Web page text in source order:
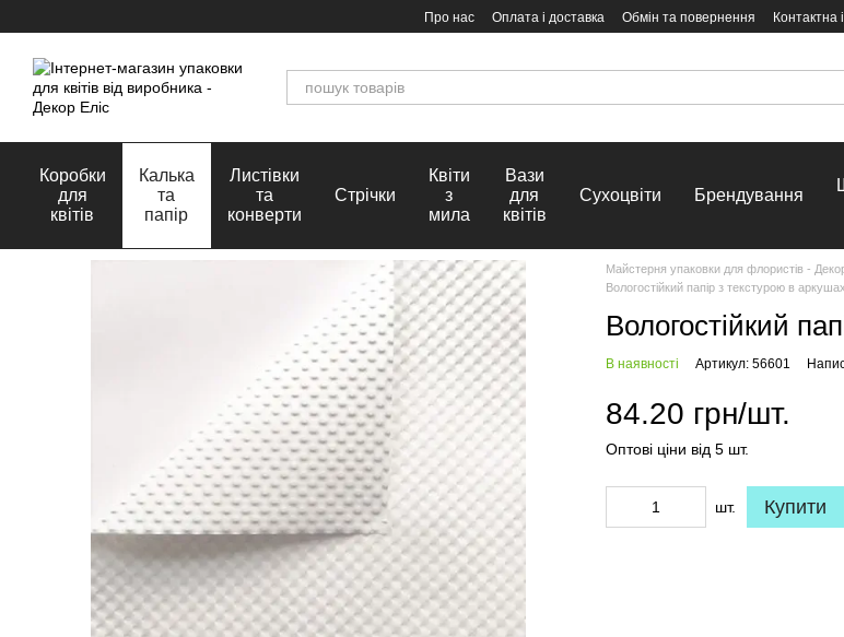
Про нас Оплата і доставка Обмін та повернення Контактна
Коробки
для
квітів
Калька
та
папір
Листівки
та
конверти
Стрічки
Квіти
з
мила
Вази
для
квітів
Сухоцвіти Брендування
Майстерня упаковки для флористів -
Вологостійкий папір з текстурою в
Вологостійкий
В наявності Артикул: 56601
84.20 грн/шт.
Оптові ціни від 5 шт.
шт. Купити